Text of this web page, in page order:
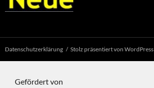
Datenschutzerklärung Stolz präsentiert von WordPress
Gefördert von